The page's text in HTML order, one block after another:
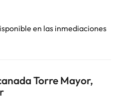
en las inmediaciones
Torre Mayor,